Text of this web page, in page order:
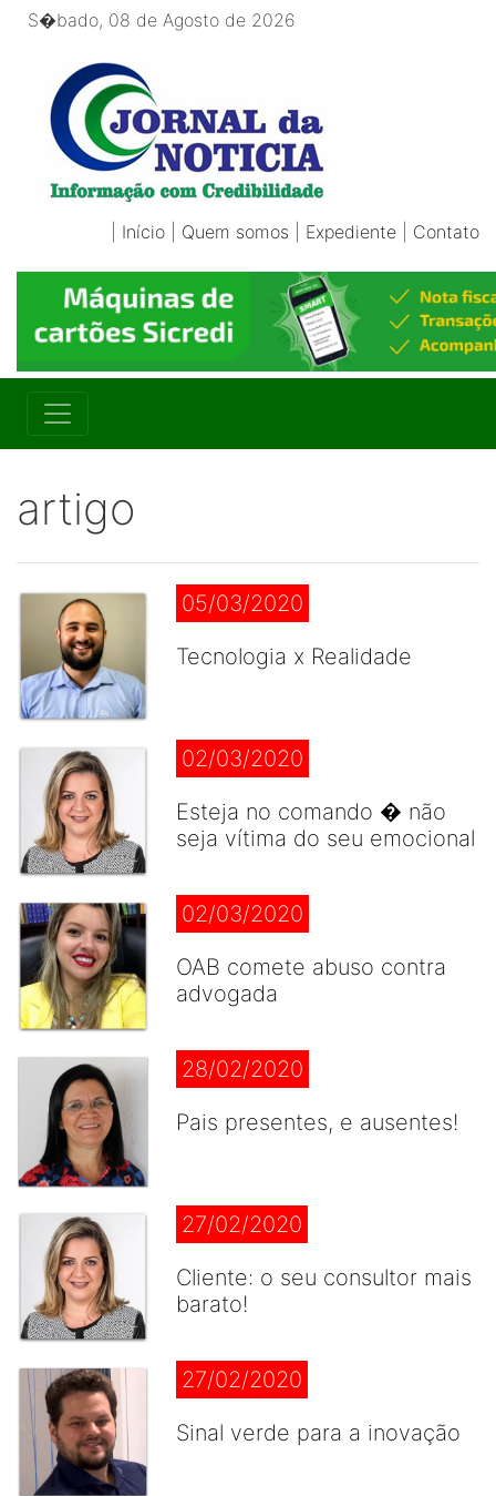
S�bado, 08 de Agosto de 2026
Início Quem somos Expediente Contato
artigo
05/03/2020
Tecnologia x Realidade
02/03/2020
Esteja no comando � não
seja vítima do seu emocional
02/03/2020
OAB comete abuso contra
advogada
28/02/2020
Pais presentes, e ausentes!
27/02/2020
Cliente: o seu consultor mais
barato!
27/02/2020
Sinal verde para a inovação